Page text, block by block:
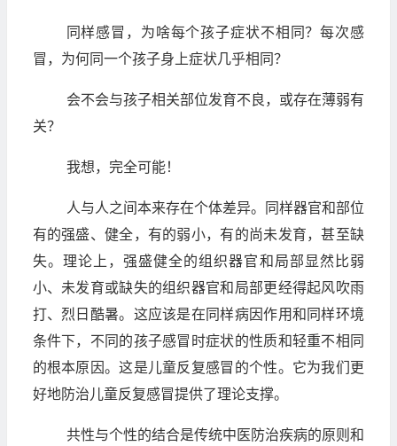
同样感冒，为啥每个孩子症状不相同？每次感
冒，为何同一个孩子身上症状几乎相同？
会不会与孩子相关部位发育不良，或存在薄弱有
关？
我想，完全可能！
人与人之间本来存在个体差异。同样器官和部位
有的强盛、健全，有的弱小，有的尚未发育，甚至缺
失。理论上，强盛健全的组织器官和局部显然比弱
小、未发育或缺失的组织器官和局部更经得起风吹雨
打、烈日酷暑。这应该是在同样病因作用和同样环境
条件下，不同的孩子感冒时症状的性质和轻重不相同
的根本原因。这是儿童反复感冒的个性。它为我们更
好地防治儿童反复感冒提供了理论支撑。
共性与个性的结合是传统中医防治疾病的原则和